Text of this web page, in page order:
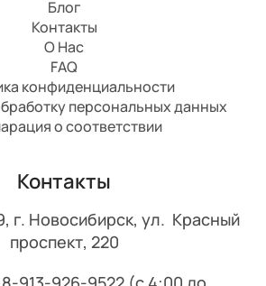
Блог
Контакты
О Нас
FAQ
конфиденциальности
персональных данных
о соответствии
Контакты
г. Новосибирск, ул. Красный
проспект, 220